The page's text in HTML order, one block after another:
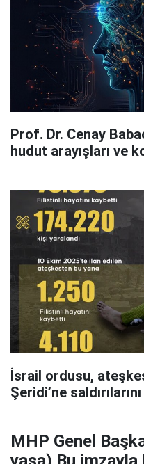
Prof. Dr. Cenay
hudut arayışları ve
İsrail ordusu,
Şeridi’ne
MHP Genel